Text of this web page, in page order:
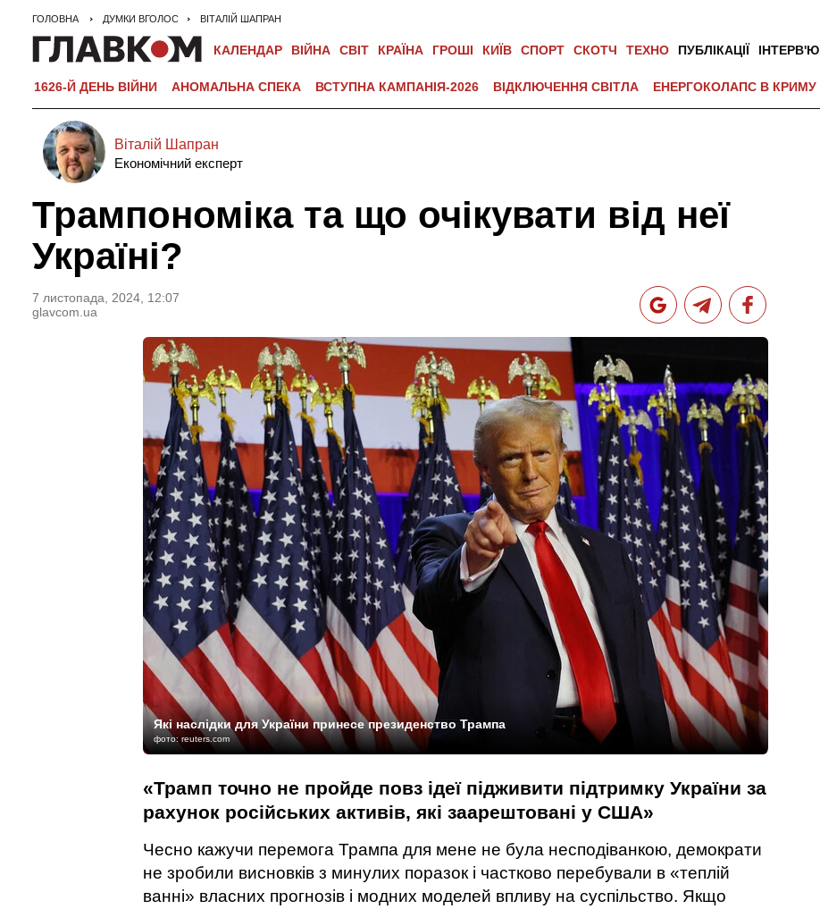
ГОЛОВНА ДУМКИ ВГОЛОС ВІТАЛІЙ ШАПРАН
КАЛЕНДАР ВІЙНА СВІТ КРАЇНА ГРОШІ КИЇВ СПОРТ СКОТЧ ТЕХНО ПУБЛІКАЦІЇ ІНТЕРВ'Ю
1626-Й ДЕНЬ ВІЙНИ АНОМАЛЬНА СПЕКА ВСТУПНА КАМПАНІЯ-2026 ВІДКЛЮЧЕННЯ СВІТЛА ЕНЕРГОКОЛАПС В КРИМУ
Віталій Шапран
Економічний експерт
Трампономіка та що очікувати від неї
Україні?
7 листопада, 2024, 12:07
glavcom.ua
Які наслідки для України принесе президенство Трампа
фото: reuters.com
«Трамп точно не пройде повз ідеї підживити підтримку України за
рахунок російських активів, які заарештовані у США»
Чесно кажучи перемога Трампа для мене не була несподіванкою, демократи
не зробили висновків з минулих поразок і частково перебували в «теплій
ванні» власних прогнозів і модних моделей впливу на суспільство. Якщо